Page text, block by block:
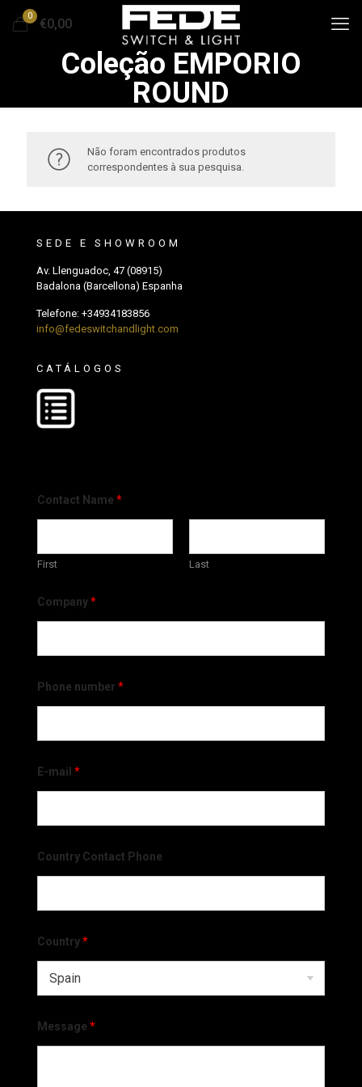
0
€0,00
Coleção EMPORIO
ROUND
Não foram encontrados produtos
correspondentes à sua pesquisa.
SEDE E SHOWROOM
Av. Llenguadoc, 47 (08915)
Badalona (Barcellona) Espanha
Telefone: +34934183856
info@fedeswitchandlight.com
CATÁLOGOS
Contact Name *
First Last
Company*
Phone number *
E-mail *
Country Contact Phone
Country*
Message *